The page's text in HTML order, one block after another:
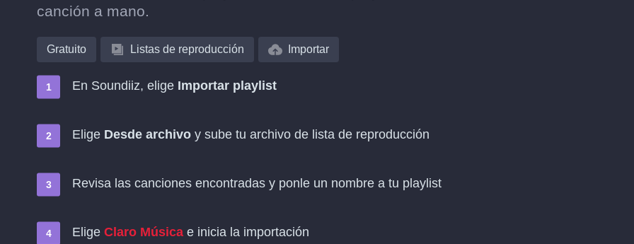
canción a mano.
Gratuito Listas de reproducción Importar
En Soundiiz, elige Importar playlist
Elige Desde archivo y sube tu archivo de lista de reproducción
Revisa las canciones encontradas y ponle un nombre a tu playlist
Elige Claro Música e inicia la importación